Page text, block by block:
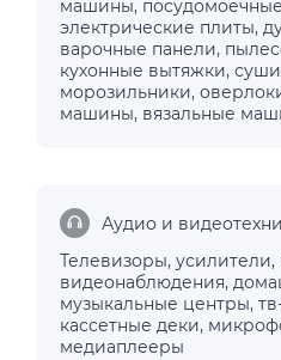
машины,
электрические плиты,
варочные панели,
кухонные вытяжки,
морозильники,
машины, вязальные
Аудио и
Телевизоры, усилители,
видеонаблюдения,
музыкальные центры,
кассетные деки,
медиаплееры